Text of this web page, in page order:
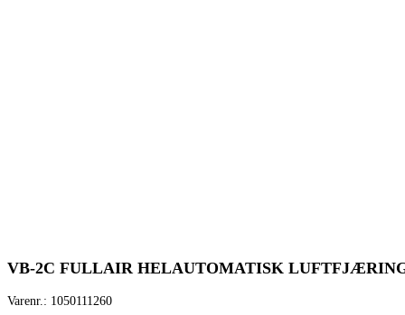
VB-2C FULLAIR HELAUTOMATISK
Varenr.: 1050111260